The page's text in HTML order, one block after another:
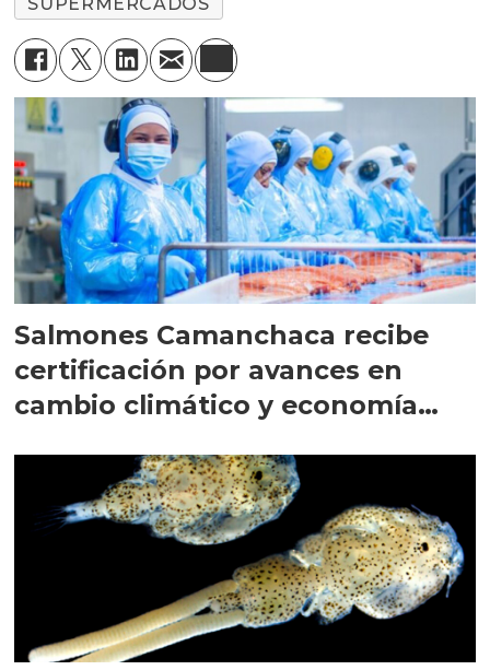
Salmones Camanchaca recibe
certificación por avances en
cambio climático y economía